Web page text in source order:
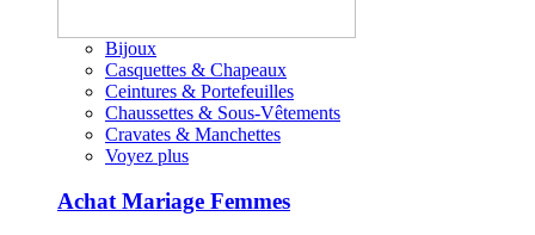
Bijoux
Casquettes & Chapeaux
Ceintures & Portefeuilles
Chaussettes & Sous-Vêtements
Cravates & Manchettes
Voyez plus
Achat Mariage Femmes